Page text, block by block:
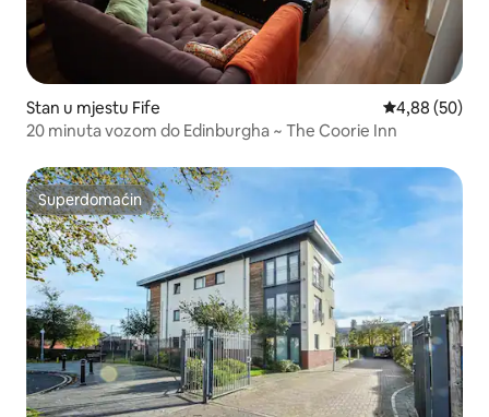
Stan u mjestu Fife Prosječna
4,88 (50)
20 minuta vozom do Edinburgha ~ The Coorie Inn
Superdomaćin
Superdomaćin